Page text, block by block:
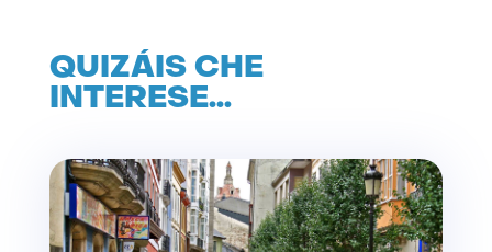
QUIZÁIS CHE
INTERESE…